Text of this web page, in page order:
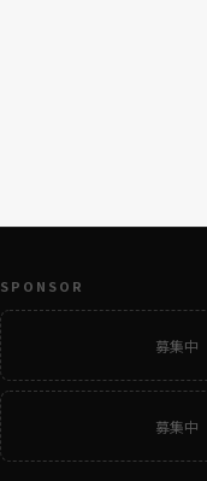
SPONSOR
募集中
募集中